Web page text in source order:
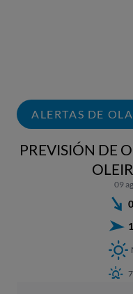
ALERTAS DE
PREVISIÓN DE
09